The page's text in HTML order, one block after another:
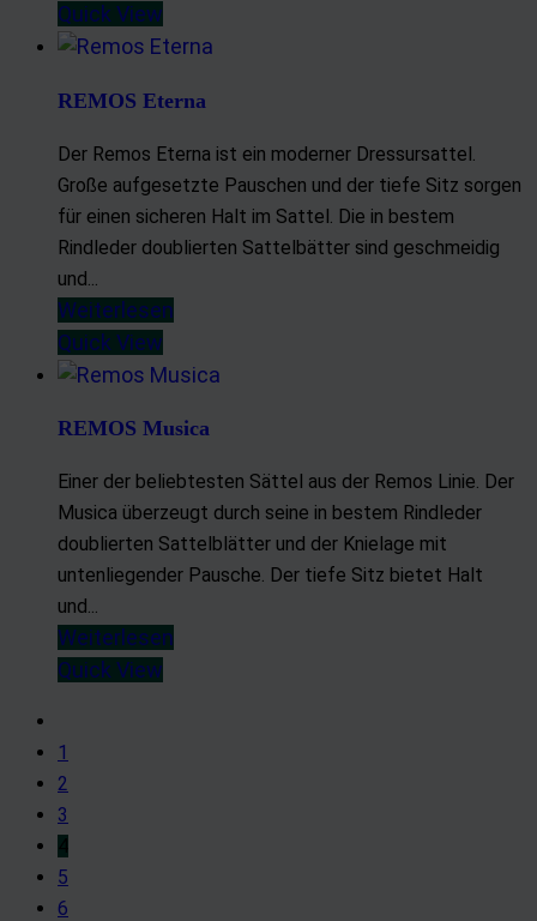
Quick View
REMOS Eterna
Der Remos Eterna ist ein moderner Dressursattel.
Große aufgesetzte Pauschen und der tiefe Sitz sorgen
für einen sicheren Halt im Sattel. Die in bestem
Rindleder doublierten Sattelbätter sind geschmeidig
und...
Weiterlesen
Quick View
REMOS Musica
Einer der beliebtesten Sättel aus der Remos Linie. Der
Musica überzeugt durch seine in bestem Rindleder
doublierten Sattelblätter und der Knielage mit
untenliegender Pausche. Der tiefe Sitz bietet Halt
und...
Weiterlesen
Quick View
1
2
3
5
6
Besondere Features:
Verwendung genauer Standortdaten